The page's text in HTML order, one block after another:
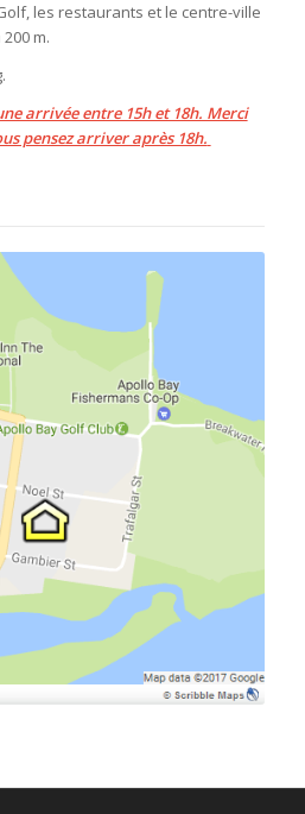
les restaurants et le centre-ville
m.
arrivée entre 15h et 18h. Merci
pensez arriver après 18h.